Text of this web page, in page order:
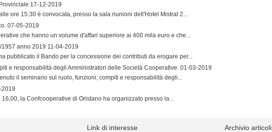
17-12-2019
ore 15:30 è convocata, presso la sala riunioni dell'Hotel Mistral 2...
07-05-2019
che hanno un volume d'affari superiore ai 400 mila euro e che...
anno 2019 11-04-2019
pubblicato il Bando per la concessione dei contributi da erogare per...
e responsabilità degli Amministratori delle Società Cooperative. 01-03-2019
il seminario sul ruolo, funzioni, compiti e responsabilità degli...
2019
la Confcooperative di Oristano ha organizzato presso la...
Link di interesse Archivio articoli